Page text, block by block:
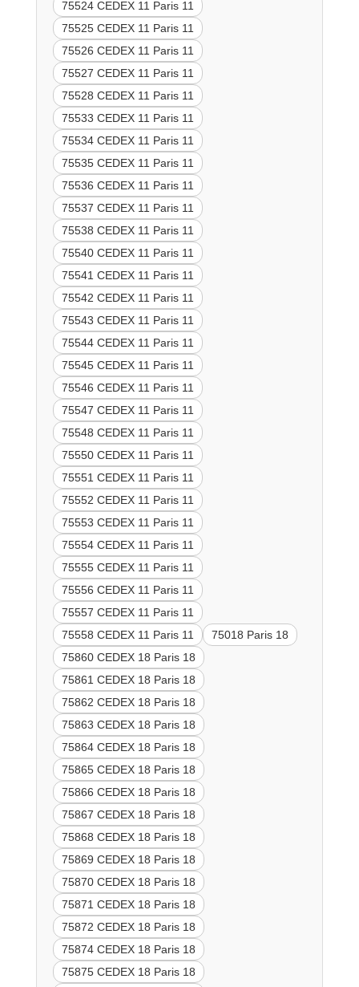
75524 CEDEX 11 Paris 11
75525 CEDEX 11 Paris 11
75526 CEDEX 11 Paris 11
75527 CEDEX 11 Paris 11
75528 CEDEX 11 Paris 11
75533 CEDEX 11 Paris 11
75534 CEDEX 11 Paris 11
75535 CEDEX 11 Paris 11
75536 CEDEX 11 Paris 11
75537 CEDEX 11 Paris 11
75538 CEDEX 11 Paris 11
75540 CEDEX 11 Paris 11
75541 CEDEX 11 Paris 11
75542 CEDEX 11 Paris 11
75543 CEDEX 11 Paris 11
75544 CEDEX 11 Paris 11
75545 CEDEX 11 Paris 11
75546 CEDEX 11 Paris 11
75547 CEDEX 11 Paris 11
75548 CEDEX 11 Paris 11
75550 CEDEX 11 Paris 11
75551 CEDEX 11 Paris 11
75552 CEDEX 11 Paris 11
75553 CEDEX 11 Paris 11
75554 CEDEX 11 Paris 11
75555 CEDEX 11 Paris 11
75556 CEDEX 11 Paris 11
75557 CEDEX 11 Paris 11
75558 CEDEX 11 Paris 11
75018 Paris 18
75860 CEDEX 18 Paris 18
75861 CEDEX 18 Paris 18
75862 CEDEX 18 Paris 18
75863 CEDEX 18 Paris 18
75864 CEDEX 18 Paris 18
75865 CEDEX 18 Paris 18
75866 CEDEX 18 Paris 18
75867 CEDEX 18 Paris 18
75868 CEDEX 18 Paris 18
75869 CEDEX 18 Paris 18
75870 CEDEX 18 Paris 18
75871 CEDEX 18 Paris 18
75872 CEDEX 18 Paris 18
75874 CEDEX 18 Paris 18
75875 CEDEX 18 Paris 18